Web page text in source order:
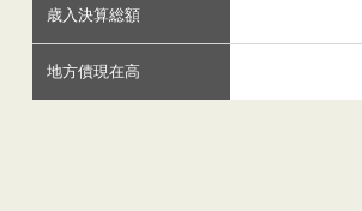
歳入決算総額
地方債現在高